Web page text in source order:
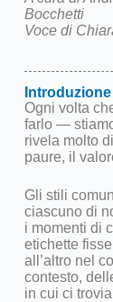
Bocchetti
Voce di
Introduzione
Ogni volta
farlo —
rivela molto
paure, il
Gli stili
ciascuno di
i momenti di
etichette
all’altro nel
contesto,
in cui ci